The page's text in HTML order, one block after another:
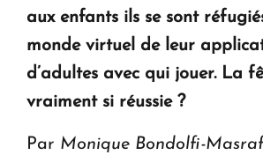
aux enfants ils se sont
monde virtuel de leur
d’adultes avec qui jouer. La
vraiment si réussie ?
Par Monique Bondolfi-